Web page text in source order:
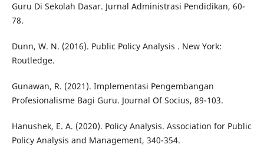
Guru Di Sekolah Dasar. Jurnal Administrasi Pendidikan, 60-
78.
Dunn, W. N. (2016). Public Policy Analysis . New York:
Routledge.
Gunawan, R. (2021). Implementasi Pengembangan
Profesionalisme Bagi Guru. Journal Of Socius, 89-103.
Hanushek, E. A. (2020). Policy Analysis. Association for Public
Policy Analysis and Management, 340-354.